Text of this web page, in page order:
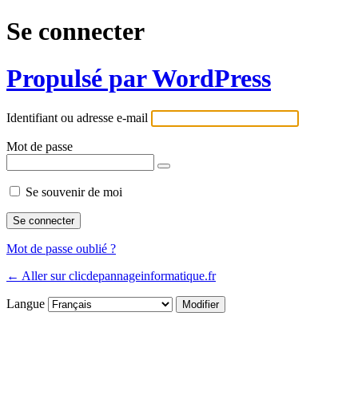
Se connecter
Propulsé par WordPress
Identifiant ou adresse e-mail
Mot de passe
Se souvenir de moi
Mot de passe oublié ?
← Aller sur clicdepannageinformatique.fr
Langue